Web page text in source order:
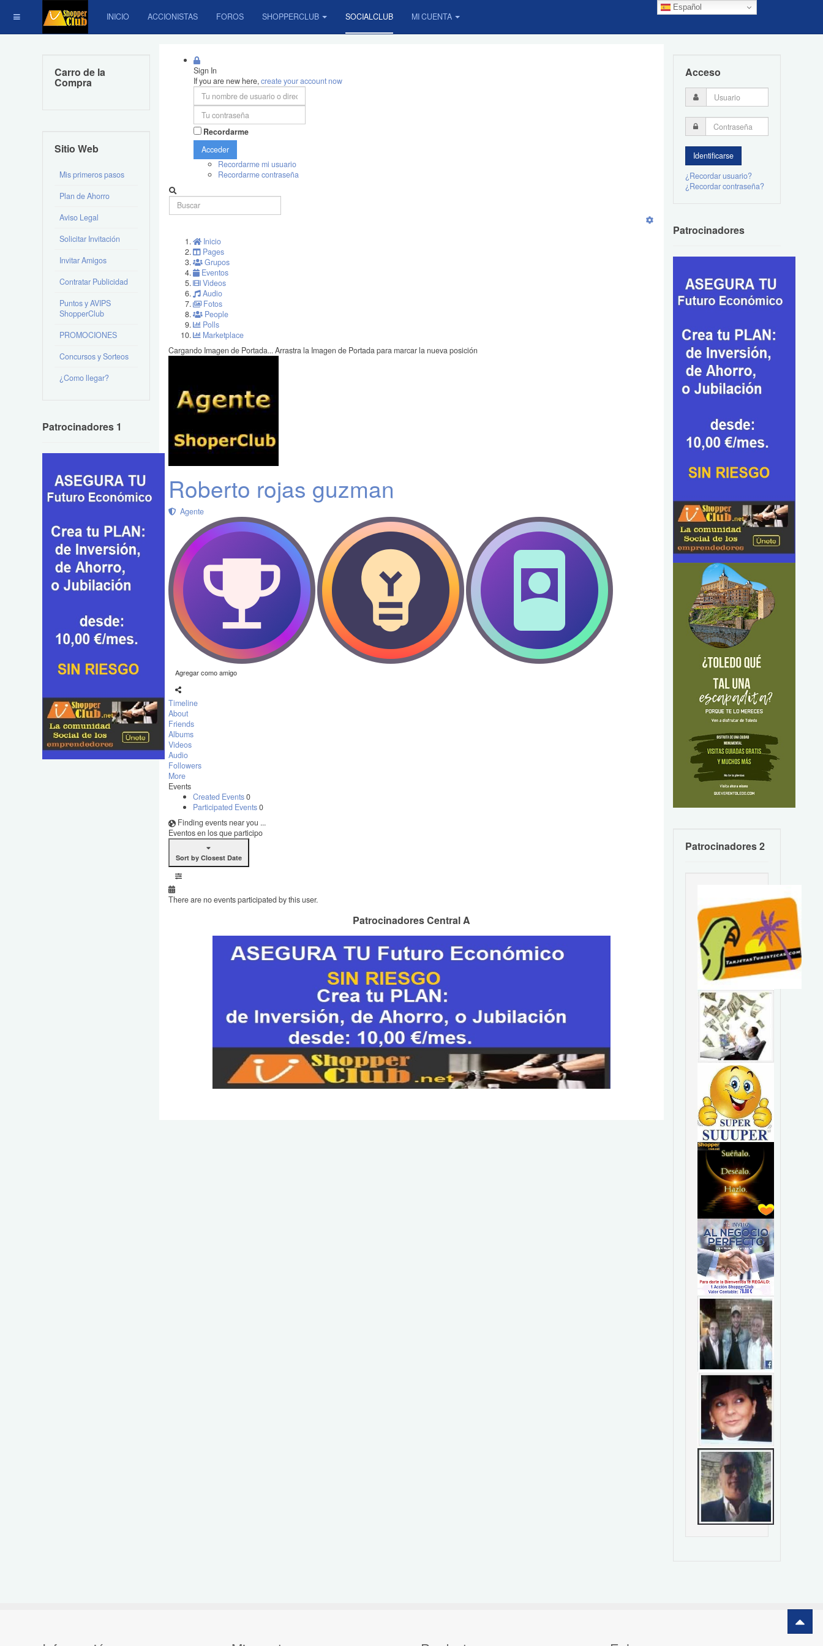
Español
INICIO ACCIONISTAS FOROS SHOPPERCLUB SOCIALCLUB MI CUENTA
Sign In
If you are new here,create your account now
Recordarme
Acceder
Recordarme mi usuario
Recordarme contraseña
Inicio
Pages
Grupos
Eventos
Videos
Audio
Fotos
People
Polls
Marketplace
Cargando Imagen de Portada...Arrastra la Imagen de Portada para marcar la nueva posición
Roberto rojas guzman
Agente
Agregar como amigo
Timeline
About
Friends
Albums
Videos
Audio
Followers
More
Events
Created Events0
Participated Events0
Finding events near you ...
Eventos en los que participo
Sort by Closest Date
There are no events participated by this user.
Patrocinadores Central A
Carro de la
Compra
Sitio Web
Mis primeros pasos
Plan de Ahorro
Aviso Legal
Solicitar Invitación
Invitar Amigos
Contratar Publicidad
Puntos y AVIPS
ShopperClub
PROMOCIONES
Concursos y Sorteos
¿Como llegar?
Patrocinadores 1
Acceso
¿Recordar usuario?
¿Recordar contraseña?
Patrocinadores
Patrocinadores 2